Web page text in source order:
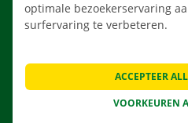
optimale bezoekerservaring
surfervaring te verbeteren.
VOORKEUREN
ACCEPTEER